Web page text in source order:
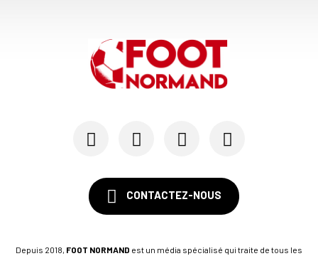
CONTACTEZ-NOUS
Depuis 2018, FOOT NORMAND est un média spécialisé qui traite de tous les